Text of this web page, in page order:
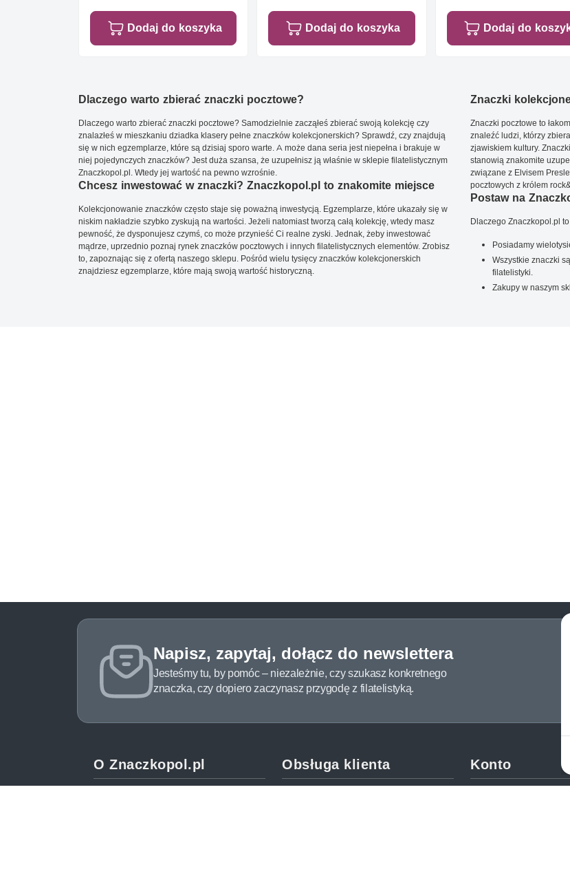
Dodaj do koszyka Dodaj do koszyka Dodaj do
Dlaczego warto zbierać znaczki pocztowe?
Dlaczego warto zbierać znaczki pocztowe? Samodzielnie zacząłeś zbierać swoją kolekcję czy
znalazłeś w mieszkaniu dziadka klasery pełne znaczków kolekcjonerskich? Sprawdź, czy znajdują
się w nich egzemplarze, które są dzisiaj sporo warte. A może dana seria jest niepełna i brakuje w
niej pojedynczych znaczków? Jest duża szansa, że uzupełnisz ją właśnie w sklepie filatelistycznym
Znaczkopol.pl. Wtedy jej wartość na pewno wzrośnie.
Chcesz inwestować w znaczki? Znaczkopol.pl to znakomite miejsce
Kolekcjonowanie znaczków często staje się poważną inwestycją. Egzemplarze, które ukazały się w
niskim nakładzie szybko zyskują na wartości. Jeżeli natomiast tworzą całą kolekcję, wtedy masz
pewność, że dysponujesz czymś, co może przynieść Ci realne zyski. Jednak, żeby inwestować
mądrze, uprzednio poznaj rynek znaczków pocztowych i innych filatelistycznych elementów. Zrobisz
to, zapoznając się z ofertą naszego sklepu. Pośród wielu tysięcy znaczków kolekcjonerskich
znajdziesz egzemplarze, które mają swoją wartość historyczną.
Znaczki
Znaczki pocztowe to
znaleźć ludzi, którzy
zjawiskiem kultury.
stanowią znakomite
związane z Elvisem
pocztowych z królem
Postaw na
Dlaczego Znaczkopol.pl
Posiadamy
Wszystkie znaczki
filatelistyki.
Zakupy w naszym
Napisz, zapytaj, dołącz do newslettera
Jesteśmy tu, by pomóc – niezależnie, czy szukasz konkretnego
znaczka, czy dopiero zaczynasz przygodę z filatelistyką.
O Znaczkopol.pl Obsługa klienta Konto